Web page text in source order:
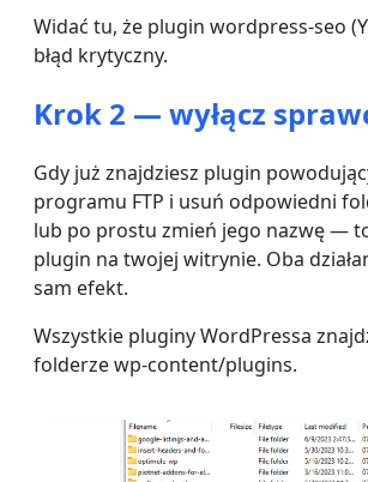
Widać tu, że plugin wordpress-seo
błąd krytyczny.
Krok 2 — wyłącz
Gdy już znajdziesz plugin
programu FTP i usuń odpowiedni
lub po prostu zmień jego nazwę —
plugin na twojej witrynie. Oba
sam efekt.
Wszystkie pluginy WordPressa
folderze wp-content/plugins.